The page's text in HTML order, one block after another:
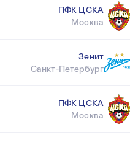
ПФК ЦСКА
Москва
Зенит
Санкт-Петербург
ПФК ЦСКА
Москва